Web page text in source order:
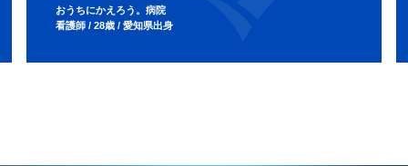
おうちにかえろう。病院
看護師 / 28歳 / 愛知県出身